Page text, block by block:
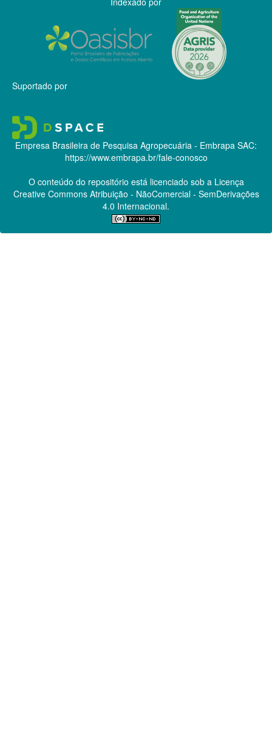
Suportado por
Empresa Brasileira de Pesquisa Agropecuária - Embrapa SAC:
https://www.embrapa.br/fale-conosco
O conteúdo do repositório está licenciado sob a Licença
Creative CommonsAtribuição - NãoComercial - SemDerivações
4.0 Internacional.